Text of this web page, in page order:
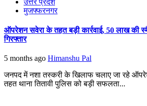
उत्तर प्रदेश
मुजफ्फरनगर
ऑपरेशन सवेरा के तहत बड़ी कार्रवाई, 50 लाख की
गिरफ्तार
5 months ago Himanshu Pal
जनपद में नशा तस्करी के खिलाफ चलाए जा रहे
तहत थाना तितावी पुलिस को बड़ी सफलता...